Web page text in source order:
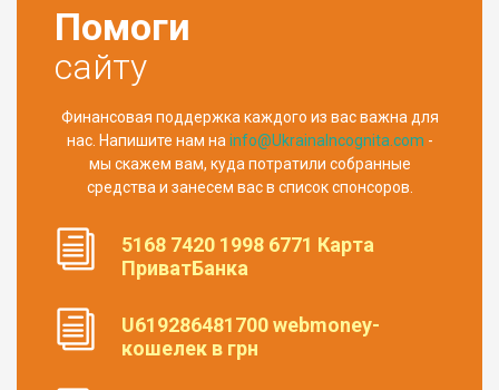
Помоги
сайту
Финансовая поддержка каждого из вас важна для
нас. Напишите нам на info@UkrainaIncognita.com -
мы скажем вам, куда потратили собранные
средства и занесем вас в список спонсоров.
5168 7420 1998 6771 Карта
ПриватБанка
U619286481700 webmoney-
кошелек в грн